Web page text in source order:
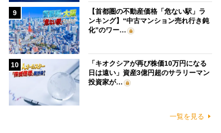
9
【首都圏の不動産価格「危ない駅」ラ
ンキング】“中古マンション売れ行き鈍
化”のワー…
10
「キオクシアが再び株価10万円になる
日は遠い」資産3億円超のサラリーマン
投資家が…
一覧を見る